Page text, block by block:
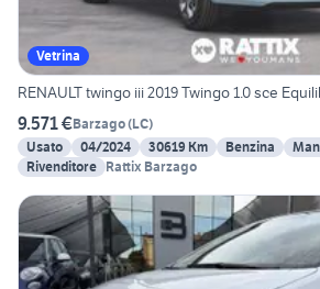
Vetrina
RENAULT twingo iii 2019 Twingo 1.0 sce
9.571 €Barzago(LC)
Usato
04/2024 30619 Km Benzina
Rivenditore Rattix Barzago